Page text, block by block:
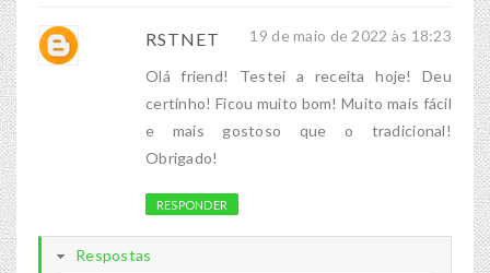
RSTNET 19 de maio de 2022 às 18:23
Olá friend! Testei a receita hoje! Deu
certinho! Ficou muito bom! Muito mais fácil
e mais gostoso que o tradicional!
Obrigado!
RESPONDER
Respostas